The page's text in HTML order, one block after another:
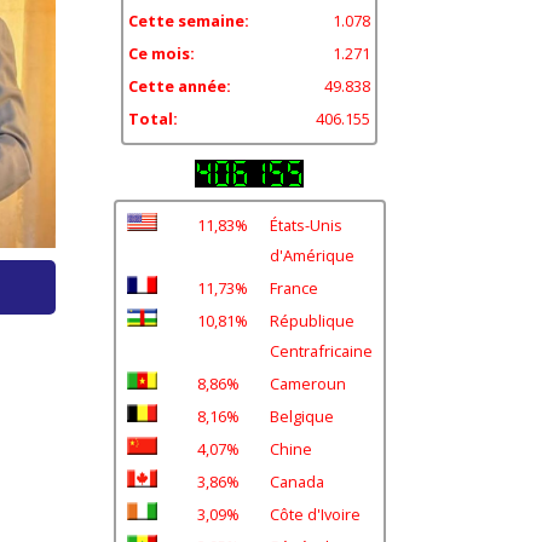
Cette semaine:
1.078
Ce mois:
1.271
Cette année:
49.838
Total:
406.155
11,83%
États-Unis
d'Amérique
11,73%
France
10,81%
République
Centrafricaine
8,86%
Cameroun
8,16%
Belgique
4,07%
Chine
3,86%
Canada
3,09%
Côte d'Ivoire